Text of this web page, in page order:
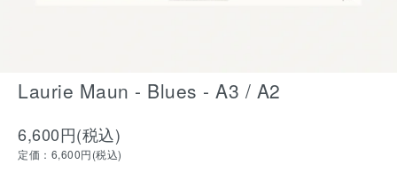
Laurie Maun - Blues - A3 / A2
6,600円(税込)
定価：6,600円(税込)